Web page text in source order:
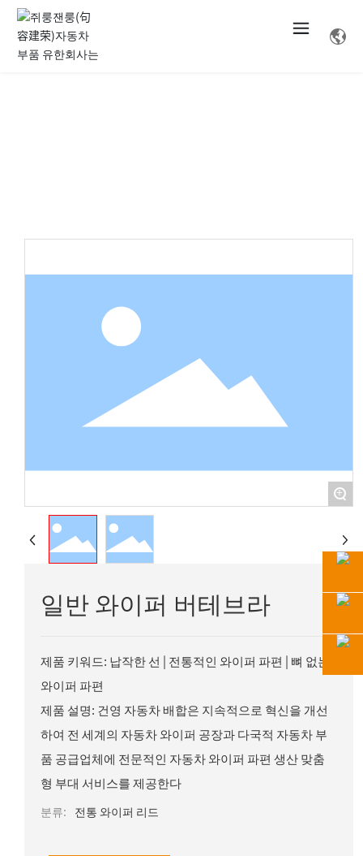
+
일반 와이퍼 버테브라
제품 키워드: 납작한 선 | 전통적인 와이퍼 파편 | 뼈 없는
와이퍼 파편
제품 설명: 건영 자동차 배합은 지속적으로 혁신을 개선
하여 전 세계의 자동차 와이퍼 공장과 다국적 자동차 부
품 공급업체에 전문적인 자동차 와이퍼 파편 생산 맞춤
형 부대 서비스를 제공한다
분류: 전통 와이퍼 리드